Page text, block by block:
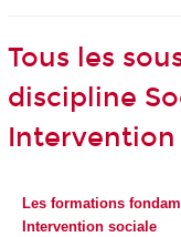
Tous les
discipline
Intervention
Les formations
Intervention sociale